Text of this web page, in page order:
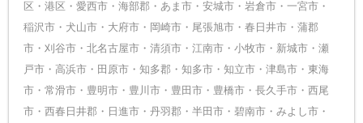
区・港区・愛西市・海部郡・あま市・安城市・岩倉市・一宮市・
稲沢市・犬山市・大府市・岡崎市・尾張旭市・春日井市・蒲郡
市・刈谷市・北名古屋市・清須市・江南市・小牧市・新城市・瀬
戸市・高浜市・田原市・知多郡・知多市・知立市・津島市・東海
市・常滑市・豊明市・豊川市・豊田市・豊橋市・長久手市・西尾
市・西春日井郡・日進市・丹羽郡・半田市・碧南市・みよし市・